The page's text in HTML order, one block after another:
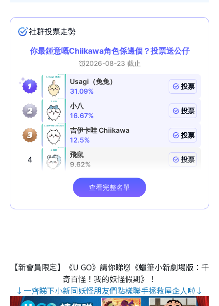
【新會員限定】《U GO》請你睇👹《蠟筆小新劇場版：千
奇百怪！我的妖怪假期》！
↓一齊睇下小新同妖怪朋友們點樣聯手拯救屋企人啦↓